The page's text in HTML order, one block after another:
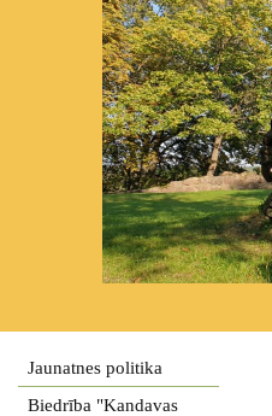
Jaunatnes politika
Biedrība "Kandavas